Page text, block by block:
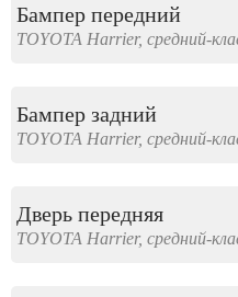
Бампер передний
TOYOTA Harrier, средний-
Бампер задний
TOYOTA Harrier, средний-
Дверь передняя
TOYOTA Harrier, средний-